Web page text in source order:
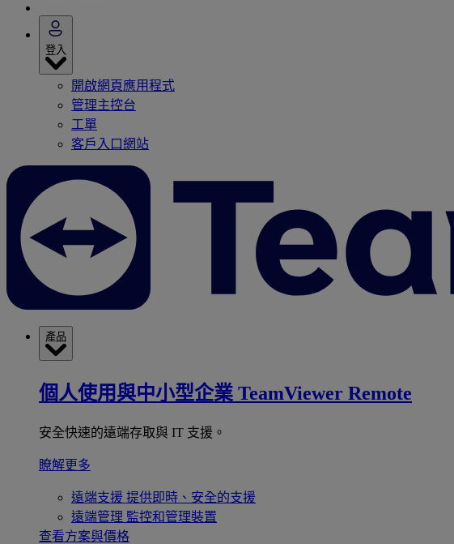
登入
開啟網頁應用程式
管理主控台
工單
客戶入口網站
產品
個人使用與中小型企業 TeamViewer Remote
安全快速的遠端存取與 IT 支援。
瞭解更多
遠端支援 提供即時、安全的支援
遠端管理 監控和管理裝置
查看方案與價格